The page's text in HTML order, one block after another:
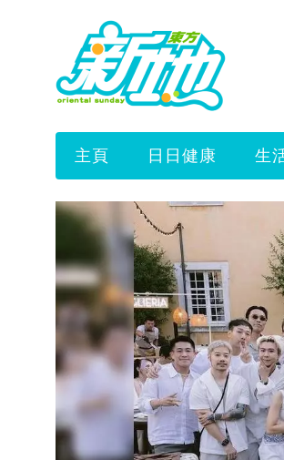
主頁 日日健康 生